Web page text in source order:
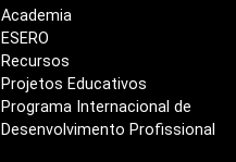
Academia
ESERO
Recursos
Projetos Educativos
Programa Internacional de
Desenvolvimento Profissional